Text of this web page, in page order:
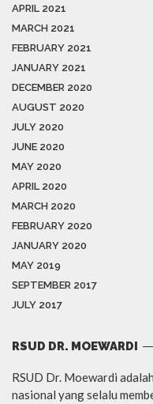
APRIL 2021
MARCH 2021
FEBRUARY 2021
JANUARY 2021
DECEMBER 2020
AUGUST 2020
JULY 2020
JUNE 2020
MAY 2020
APRIL 2020
MARCH 2020
FEBRUARY 2020
JANUARY 2020
MAY 2019
SEPTEMBER 2017
JULY 2017
RSUD DR. MOEWARDI
RSUD Dr. Moewardi
nasional yang selalu